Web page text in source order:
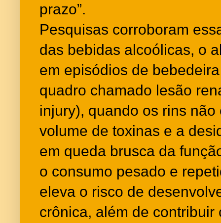
prazo”.
Pesquisas corroboram
das bebidas alcoólicas, o
em episódios de
quadro chamado lesão
injury), quando os rins
volume de toxinas e a
em queda brusca da
o consumo pesado e
eleva o risco de
crônica, além de contribuir